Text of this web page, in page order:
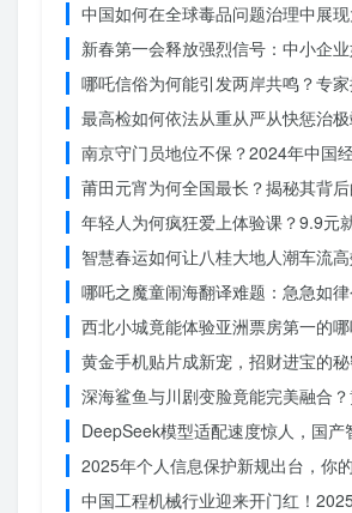
中国如何在全球毒品问题治理中展
新春第一会释放强烈信号：中小企
哪吒信俗为何能引发两岸共鸣？专家
最高检如何依法从重从严从快惩治
南京守门员地位不保？2024年中国
莆田元宵为何全国最长？揭秘其背
年轻人为何疯狂爱上体验课？9.9元
智慧春运如何让八桂大地人潮车流
哪吒之魔童闹海翻译难题：急急如律
西北小城竟能体验亚洲票房第一的
黄金手机贴片成新宠，招财进宝的
深海鲨鱼与川剧变脸竟能完美融合
DeepSeek模型适配速度惊人，国
2025年个人信息保护新规出台，你
中国工程机械行业迎来开门红！